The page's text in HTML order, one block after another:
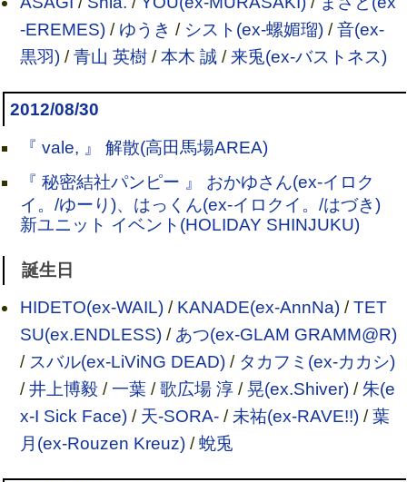
-EREMES)/ ゆうき / シスト(ex-螺媚瑠)/音(ex-
黒羽)/青山 英樹/本木 誠/来兎(ex-バストネス)
2012/08/30
『 vale, 』 解散(高田馬場AREA)
『 秘密結社パンピー 』 おかゆさん(ex-イロク
イ。/ゆーり)、はっくん(ex-イロクイ。/はづき)
新ユニット イベント(HOLIDAY SHINJUKU)
誕生日
HIDETO(ex-WAIL)/ KANADE(ex-AnnNa)/TET
SU(ex.ENDLESS)/ あつ(ex-GLAM GRAMM@R)
/ スバル(ex-LiViNG DEAD)/ タカフミ(ex-カカシ)
/井上博毅/一葉/歌広場 淳/晃(ex.Shiver)/朱(e
x-I Sick Face)/ 天-SORA-/ 未祐(ex-RAVE!!)/葉
月(ex-Rouzen Kreuz)/蛻兎